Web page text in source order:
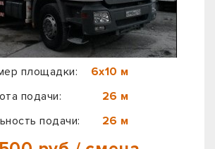
площадки:
6х10 м
подачи:
26 м
подачи:
26 м